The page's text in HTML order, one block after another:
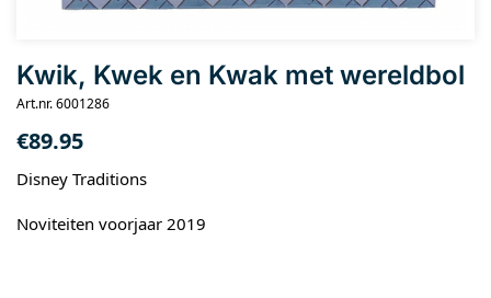
Kwik, Kwek en Kwak met wereldbol
Art.nr. 6001286
€89.95
Disney Traditions
Noviteiten voorjaar 2019